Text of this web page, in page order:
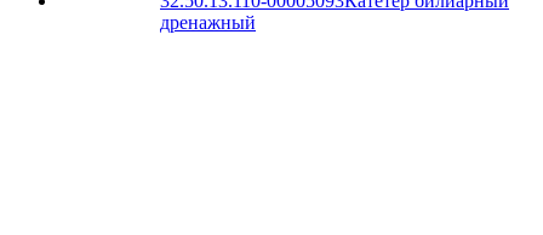
дренажный